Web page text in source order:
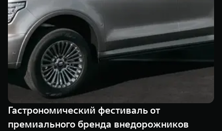
TANK 500
Веди за собой
от 6 499 000 ₽
TANK 700
от 10 199
TANK Финансы
Корпоративным клиентам
TANK ФИНАНСЫ
TANK Кредит
TANK Лизинг
TANK Страхование
Сервис
Специальные предложения
Моторные масла
ЦИФРОВЫЕ СЕРВИСЫ TANK
Цифровые сервисы TANK
Подписки
Гастрономический фестиваль от
премиального бренда внедорожников